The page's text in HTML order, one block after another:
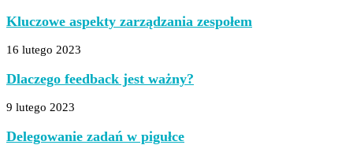
Kluczowe aspekty zarządzania zespołem
16 lutego 2023
Dlaczego feedback jest ważny?
9 lutego 2023
Delegowanie zadań w pigułce